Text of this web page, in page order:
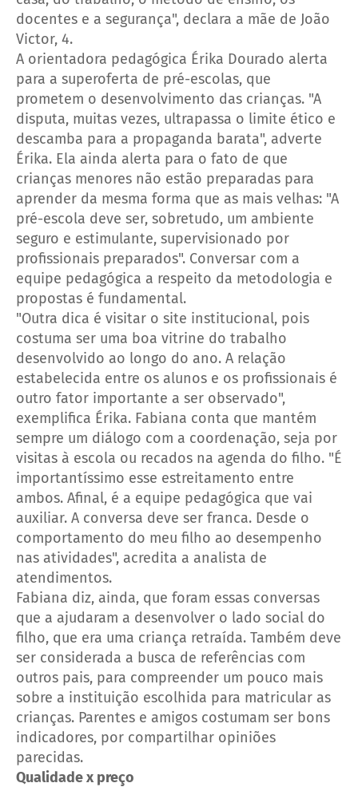
docentes e a segurança", declara a mãe de João
Victor, 4.
A orientadora pedagógica Érika Dourado alerta
para a superoferta de pré-escolas, que
prometem o desenvolvimento das crianças. "A
disputa, muitas vezes, ultrapassa o limite ético e
descamba para a propaganda barata", adverte
Érika. Ela ainda alerta para o fato de que
crianças menores não estão preparadas para
aprender da mesma forma que as mais velhas: "A
pré-escola deve ser, sobretudo, um ambiente
seguro e estimulante, supervisionado por
profissionais preparados". Conversar com a
equipe pedagógica a respeito da metodologia e
propostas é fundamental.
"Outra dica é visitar o site institucional, pois
costuma ser uma boa vitrine do trabalho
desenvolvido ao longo do ano. A relação
estabelecida entre os alunos e os profissionais é
outro fator importante a ser observado",
exemplifica Érika. Fabiana conta que mantém
sempre um diálogo com a coordenação, seja por
visitas à escola ou recados na agenda do filho. "É
importantíssimo esse estreitamento entre
ambos. Afinal, é a equipe pedagógica que vai
auxiliar. A conversa deve ser franca. Desde o
comportamento do meu filho ao desempenho
nas atividades", acredita a analista de
atendimentos.
Fabiana diz, ainda, que foram essas conversas
que a ajudaram a desenvolver o lado social do
filho, que era uma criança retraída. Também deve
ser considerada a busca de referências com
outros pais, para compreender um pouco mais
sobre a instituição escolhida para matricular as
crianças. Parentes e amigos costumam ser bons
indicadores, por compartilhar opiniões
parecidas.
Qualidade x preço